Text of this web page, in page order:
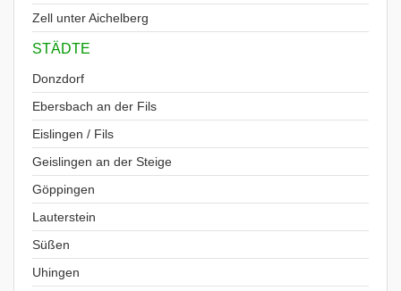
Zell unter Aichelberg
STÄDTE
Donzdorf
Ebersbach an der Fils
Eislingen / Fils
Geislingen an der Steige
Göppingen
Lauterstein
Süßen
Uhingen